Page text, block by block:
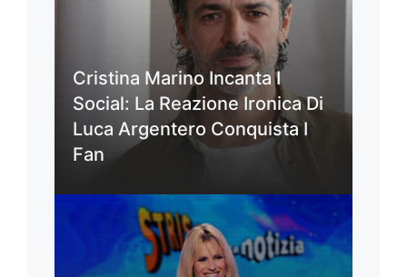
Cristina Marino Incanta I
Social: La Reazione Ironica Di
Luca Argentero Conquista I
Fan